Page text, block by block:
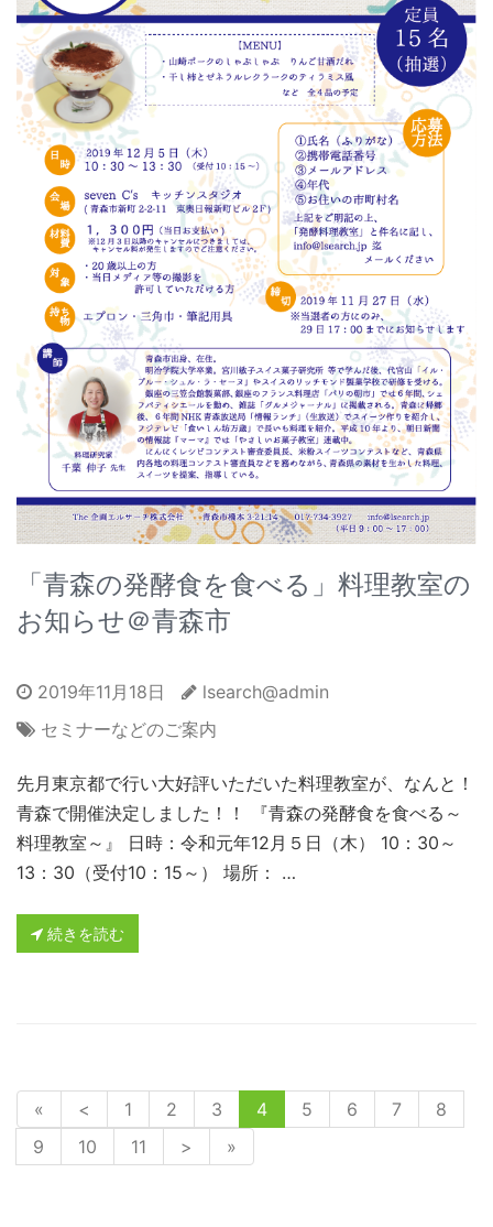
「青森の発酵食を食べる」料理教室の
お知らせ＠青森市
2019年11月18日
lsearch@admin
セミナーなどのご案内
先月東京都で行い大好評いただいた料理教室が、なんと！
青森で開催決定しました！！ 『青森の発酵食を食べる～
料理教室～』 日時：令和元年12月５日（木） 10：30～
13：30（受付10：15～） 場所： …
続きを読む
« < 1 2 3 4 5 6 7
8
9
10 11 > »